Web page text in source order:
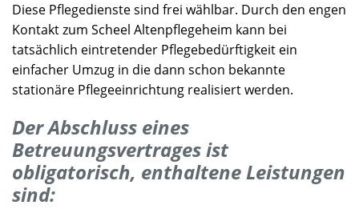
Diese Pflegedienste sind frei wählbar. Durch den engen
Kontakt zum Scheel Altenpflegeheim kann bei
tatsächlich eintretender Pflegebedürftigkeit ein
einfacher Umzug in die dann schon bekannte
stationäre Pflegeeinrichtung realisiert werden.
Der Abschluss eines
Betreuungsvertrages ist
obligatorisch, enthaltene Leistungen
sind: